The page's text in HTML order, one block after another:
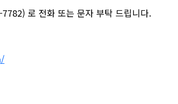
로 전화 또는 문자 부탁 드립니다.